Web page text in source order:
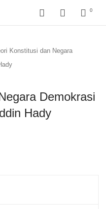
0
Konstitusi dan Negara
Demokrasi
Hady